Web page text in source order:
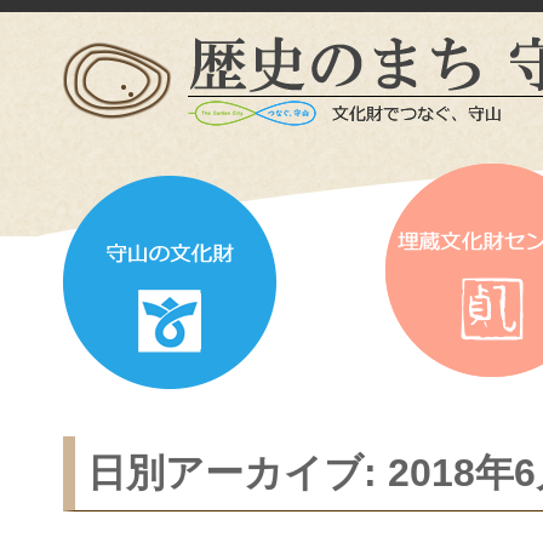
日別アーカイブ: 2018年